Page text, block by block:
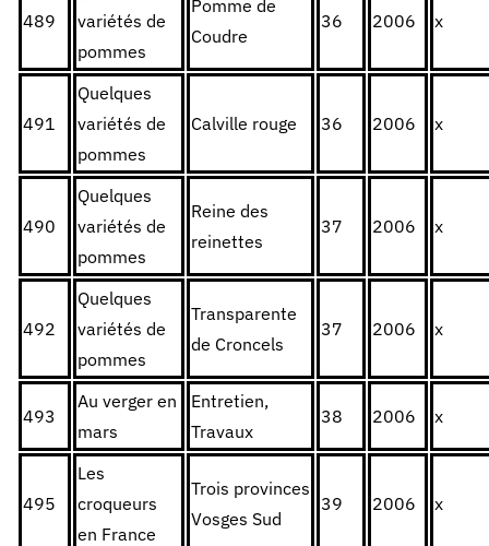
489
variétés de
pommes
Pomme de
Coudre
36 2006 x
491
Quelques
variétés de
pommes
Calville rouge 36 2006 x
490
Quelques
variétés de
pommes
Reine des
reinettes
37 2006 x
492
Quelques
variétés de
pommes
Transparente
de Croncels
37 2006 x
493
Au verger en
mars
Entretien,
Travaux
38 2006 x
495
Les
croqueurs
en France
Trois provinces
Vosges Sud
39 2006 x